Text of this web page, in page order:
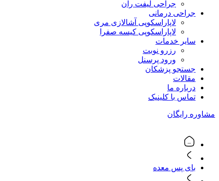
جراحی لیفت ران
جراحی درمانی
لاپاراسکوپی آشالازی مری
لاپاراسکوپی کیسه صفرا
سایر خدمات
رزرو نوبت
ورود پرسنل
جستجو پزشکان
مقالات
درباره ما
تماس با کلینیک
مشاوره رایگان
بای پس معده